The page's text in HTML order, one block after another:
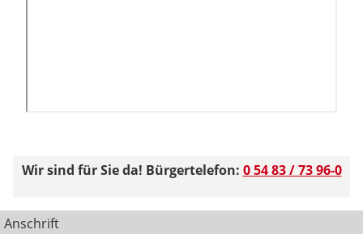
Wir sind für Sie da! Bürgertelefon: 0 54 83 / 73 96-0
Anschrift